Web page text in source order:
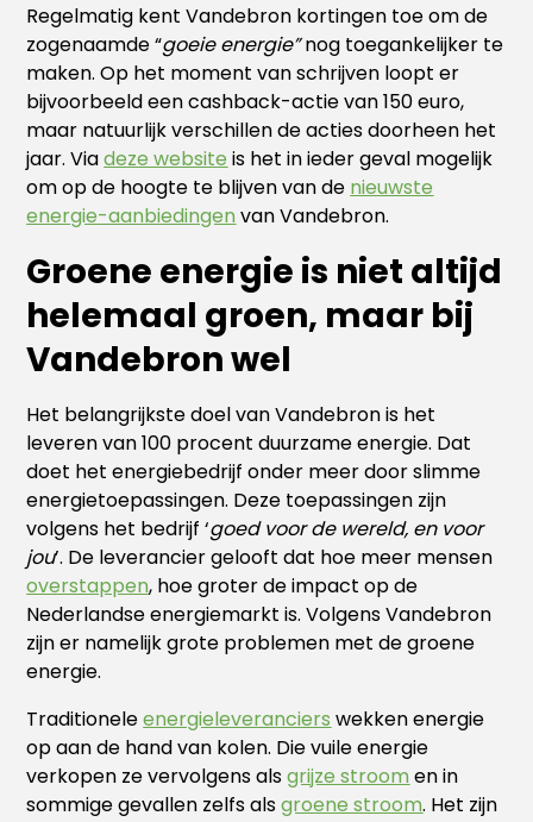
Regelmatig kent Vandebron kortingen toe om de
zogenaamde “goeie energie”nog toegankelijker te
maken. Op het moment van schrijven loopt er
bijvoorbeeld een cashback-actie van 150 euro,
maar natuurlijk verschillen de acties doorheen het
jaar. Viadeze website is het in ieder geval mogelijk
om op de hoogte te blijven van de nieuwste
energie-aanbiedingenvan Vandebron.
Groene energie is niet altijd
helemaal groen, maar bij
Vandebron wel
Het belangrijkste doel van Vandebron is het
leveren van 100 procent duurzame energie. Dat
doet het energiebedrijf onder meer door slimme
energietoepassingen. Deze toepassingen zijn
volgens het bedrijf ‘goed voor de wereld, en voor
jou’. De leverancier gelooft dat hoe meer mensen
overstappen, hoe groter de impact op de
Nederlandse energiemarkt is. Volgens Vandebron
zijn er namelijk grote problemen met de groene
energie.
Traditioneleenergieleveranciers wekken energie
op aan de hand van kolen. Die vuile energie
verkopen ze vervolgens alsgrijze stroomen in
sommige gevallen zelfs alsgroene stroom. Het zijn